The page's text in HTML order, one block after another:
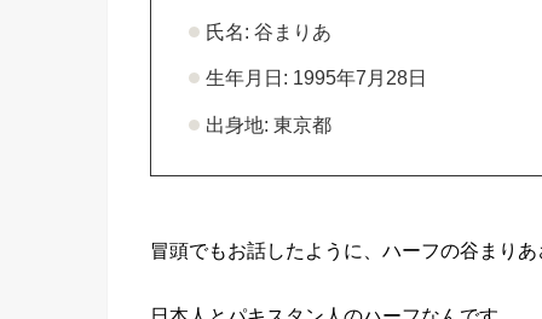
氏名: 谷まりあ
生年月日: 1995年7月28日
出身地: 東京都
冒頭でもお話したように、ハーフの谷まりあ